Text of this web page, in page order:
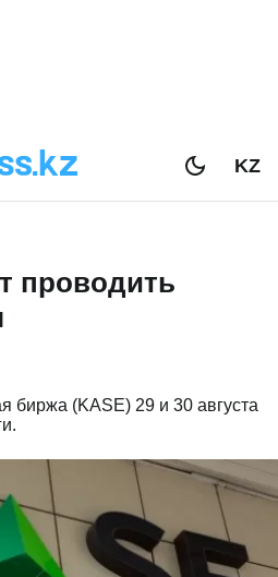
KZ
проводить
биржа (KASE) 29 и 30 августа